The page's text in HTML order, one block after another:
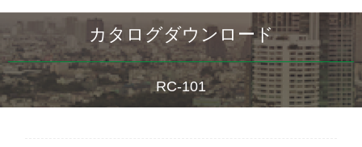
カタログダウンロード
RC-101